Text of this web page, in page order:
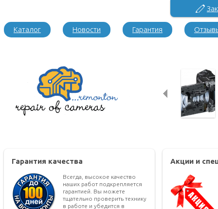
Каталог Новости Гарантия
Гарантия качества
Всегда, высокое качество
наших работ подкрепляется
гарантией. Вы можете
тщательно проверить технику
в работе и убедится в
Акции и